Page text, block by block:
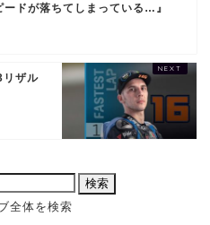
ードが落ちてしまっている…』
リザル
全体を検索